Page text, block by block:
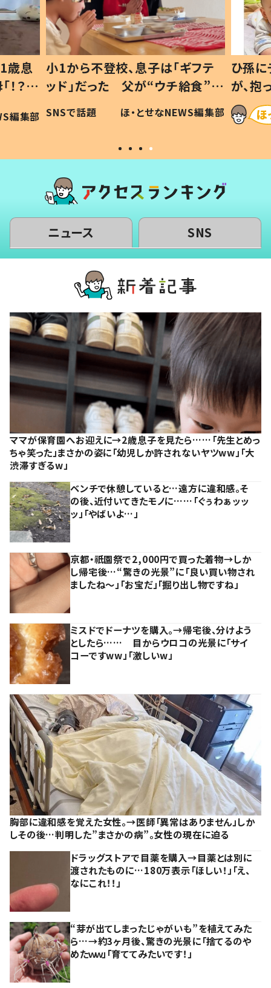
歳息
？」
編集部
小1から不登校、息子は「ギフテ
ッド」だった 父が“ウチ給食”を
作り続ける理由とは #令和の親
#令和の子
SNSで話題 ほ・とせなNEWS編集部
ひ孫
が、
「涙が
い」
ニュース SNS
ママが保育園へお迎えに→2歳息子を見たら……「先生とめっ
ちゃ笑った」まさかの姿に「幼児しか許されないヤツww」「大
渋滞すぎるw」
ベンチで休憩していると…遠方に違和感。そ
の後、近付いてきたモノに……「ぐぅわぁッッ
ッ」「やばいよ…」
京都・祇園祭で2,000円で買った着物→しか
し帰宅後…“驚きの光景”に「良い買い物され
ましたね～」「お宝だ」「掘り出し物ですね」
ミスドでドーナツを購入。→帰宅後、分けよう
としたら…… 目からウロコの光景に「サイ
コーですww」「激しいw」
胸部に違和感を覚えた女性。→医師「異常はありません」しか
しその後…判明した”まさかの病”。女性の現在に迫る
ドラッグストアで目薬を購入→目薬とは別に
渡されたものに…180万表示「ほしい！」「え、
なにこれ！！」
“芽が出てしまったじゃがいも”を植えてみた
ら…→約3ヶ月後、驚きの光景に「捨てるのや
めたｗｗ」「育ててみたいです！」